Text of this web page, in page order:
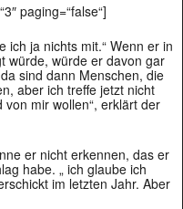
paging=“false“]
ich ja nichts mit.“ Wenn er in
würde, würde er davon gar
sind dann Menschen, die
aber ich treffe jetzt nicht
mir wollen“, erklärt der
er nicht erkennen, das er
habe. „ ich glaube ich
im letzten Jahr. Aber